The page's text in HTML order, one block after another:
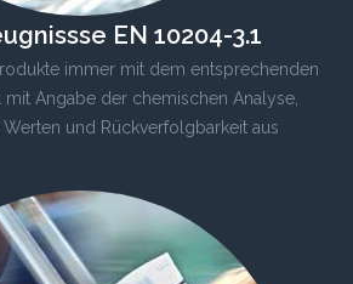
EN 10204-3.1
immer mit dem entsprechenden
mit Angabe der chemischen Analyse,
und Rückverfolgbarkeit aus